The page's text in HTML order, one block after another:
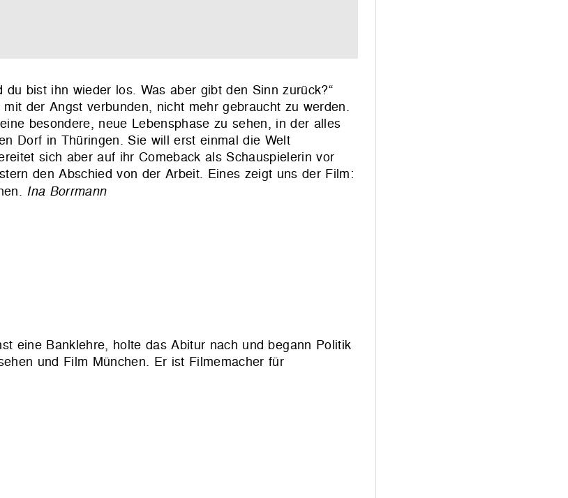
bist ihn wieder los. Was aber gibt den Sinn zurück?“
der Angst verbunden, nicht mehr gebraucht zu werden.
besondere, neue Lebensphase zu sehen, in der alles
Dorf in Thüringen. Sie will erst einmal die Welt
sich aber auf ihr Comeback als Schauspielerin vor
den Abschied von der Arbeit. Eines zeigt uns der Film:
Ina Borrmann
eine Banklehre, holte das Abitur nach und begann Politik
und Film München. Er ist Filmemacher für